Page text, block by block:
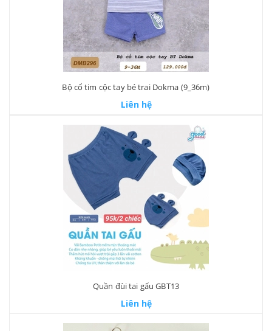
Bộ cổ tim cộc tay bé trai Dokma (9_36m)
Liên hệ
Quần đùi tai gấu GBT13
Liên hệ